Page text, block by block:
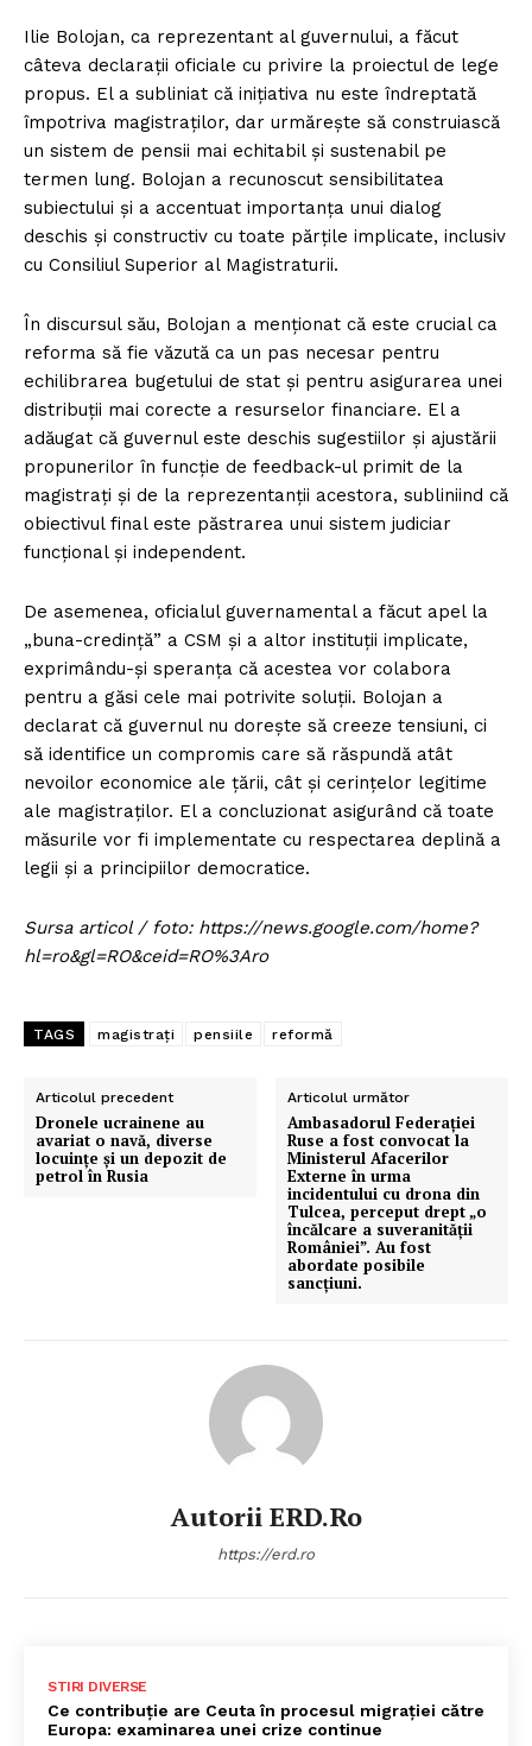
Ilie Bolojan, ca reprezentant al guvernului, a făcut
câteva declarații oficiale cu privire la proiectul de lege
propus. El a subliniat că inițiativa nu este îndreptată
împotriva magistraților, dar urmărește să construiască
un sistem de pensii mai echitabil și sustenabil pe
termen lung. Bolojan a recunoscut sensibilitatea
subiectului și a accentuat importanța unui dialog
deschis și constructiv cu toate părțile implicate, inclusiv
cu Consiliul Superior al Magistraturii.
În discursul său, Bolojan a menționat că este crucial ca
reforma să fie văzută ca un pas necesar pentru
echilibrarea bugetului de stat și pentru asigurarea unei
distribuții mai corecte a resurselor financiare. El a
adăugat că guvernul este deschis sugestiilor și ajustării
propunerilor în funcție de feedback-ul primit de la
magistrați și de la reprezentanții acestora, subliniind că
obiectivul final este păstrarea unui sistem judiciar
funcțional și independent.
De asemenea, oficialul guvernamental a făcut apel la
„buna-credință” a CSM și a altor instituții implicate,
exprimându-și speranța că acestea vor colabora
pentru a găsi cele mai potrivite soluții. Bolojan a
declarat că guvernul nu dorește să creeze tensiuni, ci
să identifice un compromis care să răspundă atât
nevoilor economice ale țării, cât și cerințelor legitime
ale magistraților. El a concluzionat asigurând că toate
măsurile vor fi implementate cu respectarea deplină a
legii și a principiilor democratice.
Sursa articol / foto: https://news.google.com/home?
hl=ro&gl=RO&ceid=RO%3Aro
TAGS magistrați pensiile reformă
Articolul precedent
Dronele ucrainene au
avariat o navă, diverse
locuințe și un depozit de
petrol în Rusia
Articolul următor
Ambasadorul Federației
Ruse a fost convocat la
Ministerul Afacerilor
Externe în urma
incidentului cu drona din
Tulcea, perceput drept „o
încălcare a suveranității
României”. Au fost
abordate posibile
sancțiuni.
Autorii ERD.ro
https://erd.ro
STIRI DIVERSE
Ce contribuție are Ceuta în procesul migrației către
Europa: examinarea unei crize continue